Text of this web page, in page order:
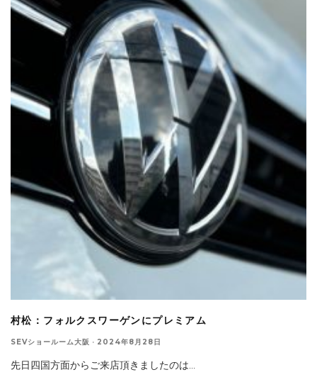
村松：フォルクスワーゲンにプレミアム
SEVショールーム大阪 · 2024年8月28日
先日四国方面からご来店頂きましたのは...